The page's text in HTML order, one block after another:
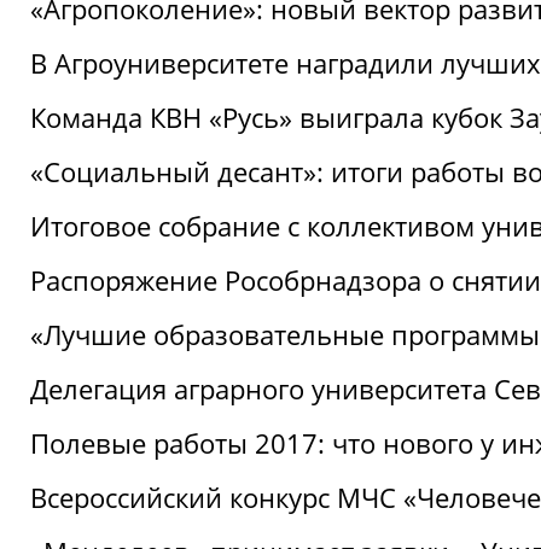
«Агропоколение»: новый вектор
В Агроуниверситете наградили
Команда КВН «Русь» выиграла кубок
«Социальный десант»: итоги работы
Итоговое собрание с коллективом
Распоряжение Рособрнадзора о
«Лучшие образовательные
Делегация аграрного университета
Полевые работы 2017: что нового у
Всероссийский конкурс МЧС